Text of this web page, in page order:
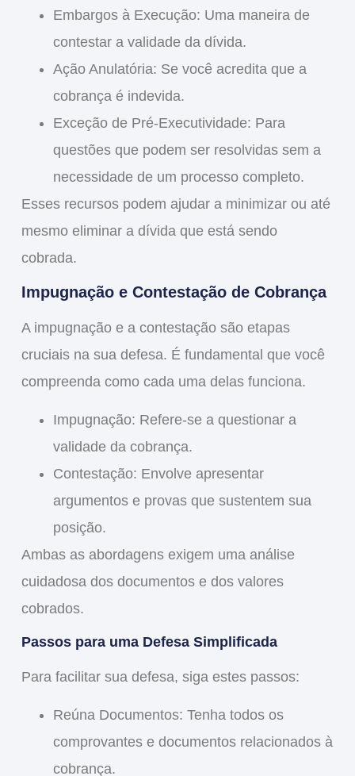
Embargos à Execução: Uma maneira de
contestar a validade da dívida.
Ação Anulatória: Se você acredita que a
cobrança é indevida.
Exceção de Pré-Executividade: Para
questões que podem ser resolvidas sem a
necessidade de um processo completo.
Esses recursos podem ajudar a minimizarou até
mesmo eliminara dívida que está sendo
cobrada.
Impugnação e Contestação de Cobrança
A impugnaçãoe a contestaçãosão etapas
cruciais na sua defesa. É fundamental que você
compreenda como cada uma delas funciona.
Impugnação: Refere-se a questionar a
validade da cobrança.
Contestação: Envolve apresentar
argumentos e provas que sustentem sua
posição.
Ambas as abordagens exigem uma análise
cuidadosa dos documentos e dos valores
cobrados.
Passos para uma Defesa Simplificada
Para facilitar sua defesa, siga estes passos:
Reúna Documentos: Tenha todos os
comprovantes e documentos relacionados à
cobrança.